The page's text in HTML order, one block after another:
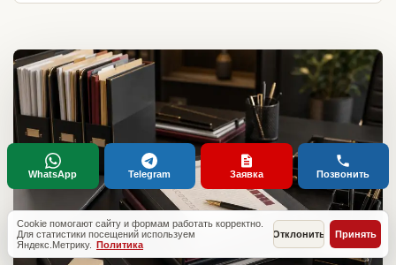
Cookie помогают сайту и формам работать корректно.
Для статистики посещений используем
Яндекс.Метрику. Политика
Отклонить Принять
WhatsApp Telegram Заявка Позвонить